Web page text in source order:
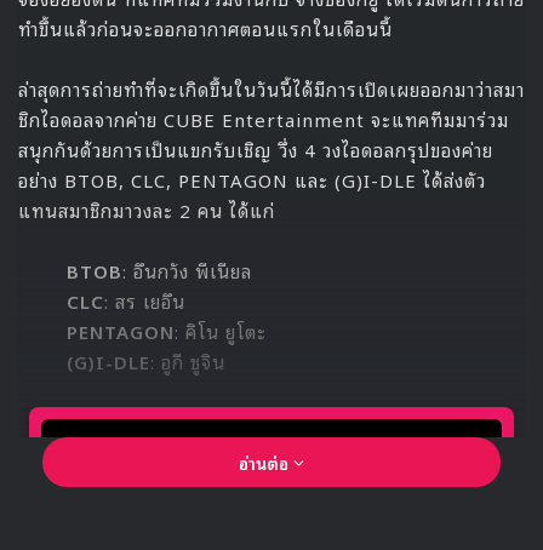
Source 1
CONNECT:D
Dream Concert
Dream Concert 2020